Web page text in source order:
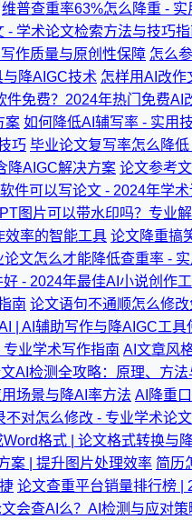
维普查重率63%怎么降重 -
- 学术论文检索方法与技巧指
作质量与原创性保障 怎么
降AIGC技术 怎样用AI改作
件免费？2024年热门免费AI
案 如何降低AI辅写率 - 实用
巧 毕业论文复写率怎么降
降AIGC解决方案 论文参考
件可以写论文 - 2024年学
图片可以带水印吗？专业
效率的智能工具 论文降重搞
论文怎么才能降低查重率 -
- 2024年最佳AI小说创作
南 论文语句不通顺怎么修
| AI辅助写作与降AIGC工具
业学术写作指南 AI文章风
AI检测全攻略：原理、方
场景与降AI率方法 AI降重
不对怎么修改 - 专业学术论
格式 | 论文格式转换与
案 | 提升图片处理效率 简历
论文查重平台销量排行榜 |
会查AI么？AI检测与应对策